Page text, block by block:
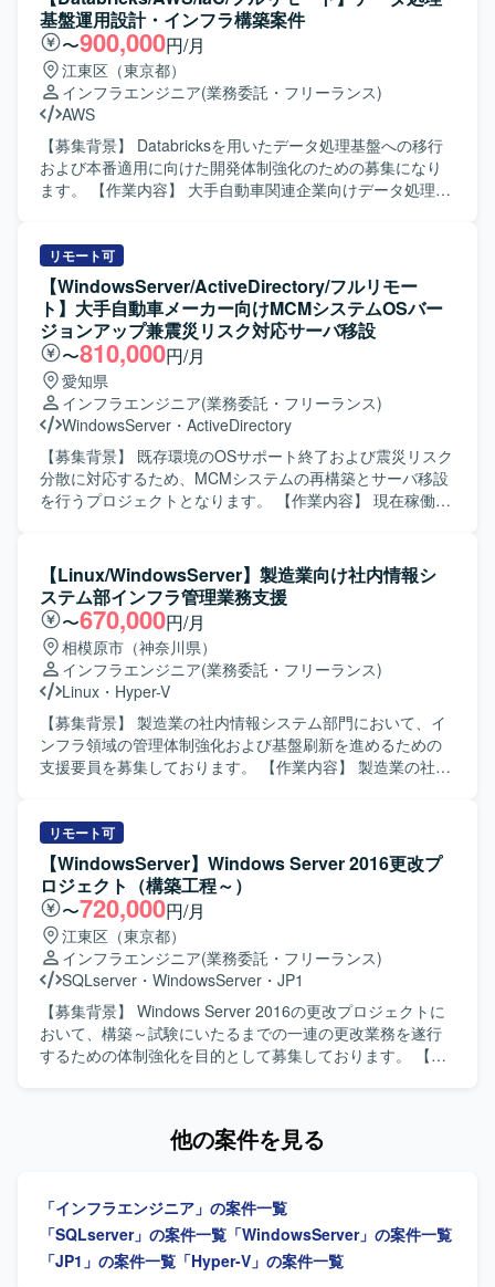
日のシフト体制の中で、手順に基づいた定常運用や各種記
録・報告作業も実施していただきます。 【求める人物像】
金融機関向けシステムの特性を理解し、慎重かつ正確に作
業できる方を求めております。マニュアルや手順書に沿っ
た作業だけでなく、現場の状況に応じて柔軟に対応し、関
係者と円滑にコミュニケーションを取りながら運用を進め
ていただける方が望ましいです。 【ポジションの魅力】 大
規模な銀行向け仮想基盤の運用に携わることで、VMwareを
中心とした仮想化技術やサーバ運用に関する実践的な経験
身につけていただけます。 【開発環境】 VMwareを利用し
た仮想基盤上で、WindowsおよびLinuxサーバが稼働してい
る環境での運用支援となります。
基盤運用設計・インフラ構築案件
〜900,000円/月
江東区（東京都）
インフラエンジニア(業務委託・フリーランス)
AWS
【募集背景】 Databricksを用いたデータ処理基盤への移行
および本番適用に向けた開発体制強化のための募集になり
ます。 【作業内容】 大手自動車関連企業向けデータ処理基
なかった要件をDatabricksで実現するため、本番適用に向け
た運用設計およびインフラ基盤構築を行っていただきま
す。 具体的には、各サービス開発者に対するDatabricks移
行に向けた支援や各種調整、Databricks環境での運用設計お
よび運用手順書の作成、AWSおよびTerraform等を用いたイ
ンフラ基盤環境の構築などを実施していただきます。 【求
める人物像】 関係部署や開発者とのコミュニケーションを
円滑に行いながら、主体的に課題整理と調整を進めていた
だける方を求めております。 【ポジションの魅力】
Databricksを中心とした最新のデータ処理基盤の設計・構築
に携わることができ、大規模分散処理基盤の知見を深める
ことができます。 また、運用設計からインフラ構築まで一
境】 Databricks, AWS, Terraform などを用いたデータ処理
基盤およびインフラ基盤構成になります。
リモート可
【WindowsServer/ActiveDirectory/フルリモー
ト】大手自動車メーカー向けMCMシステムOSバー
ジョンアップ兼震災リスク対応サーバ移設
〜810,000円/月
愛知県
インフラエンジニア(業務委託・フリーランス)
WindowsServer ・ ActiveDirectory
【募集背景】 既存環境のOSサポート終了および震災リスク
分散に対応するため、MCMシステムの再構築とサーバ移設
を行うプロジェクトとなります。 【作業内容】 現在稼働し
更新同期、管理配布、配布サイトサーバ等のインフラ再構
築およびバージョンアップを行います。 また、現行のCAS
配下構成を撤去し、国内や海外拠点を含む各サイトをスタ
ンドアロン構成へ移行・最適化するための手順検証および
実施を行います。各種スクリプト、タスクシーケンス、ド
ライバー、キッティングメディア等のコンテンツ移行と、
検証機を用いた動作確認も担当いただきます。 さらに、基
本設計、詳細設計、移行計画、構築・運用手順書、各サイ
トのプライマリサーバ破損時を想定したリストア手順書な
ど、インフラ移行に関する各種ドキュメントの作成を行い
れます。 【求める人物像】 インフラ構成を自ら把握しなが
ら、計画立案から手順化、検証、ドキュメント整備まで一
貫して遂行できる方を求めております。関係者と連携しな
がら、複数拠点にまたがる環境の調整や改善提案を主体的
に進めていただける方が望ましいです。 【ポジションの魅
力】 グローバルに展開する大規模MCM環境を対象としたプ
ロジェクトに参画でき、Windows ServerやMCMを中心とし
たエンタープライズインフラの設計・移行ノウハウを深め
ていただけます。OSバージョンアップと震災リスク分散を
同時に推進するため、インフラ更改およびBCP観点の知見
も獲得できるポジションです。 【開発環境】 MCM（旧
【Linux/WindowsServer】製造業向け社内情報シ
ステム部インフラ管理業務支援
〜670,000円/月
相模原市（神奈川県）
インフラエンジニア(業務委託・フリーランス)
Linux ・ Hyper-V
【募集背景】 製造業の社内情報システム部門において、イ
ンフラ領域の管理体制強化および基盤刷新を進めるための
支援要員を募集しております。 【作業内容】 製造業の社内
業務に携わっていただきます。 運用・保守に関する管理業
務を行っていただきます。 Windows/Linuxサーバの構築お
よび保守を行っていただきます。 無線LAN、WAN、VPNな
どを含むネットワークの構築および保守をご対応いただき
ます。 L2/L3、VLAN、冗長化、工場LANなどのネットワー
ク設計をご担当いただきます。 VMware/Hyper-Vを用いた
仮想基盤の設計構築を行っていただきます。 Active
DirectoryやAzure ADなどの認証基盤設計をご担当いただき
ます。 DNS/DHCP/ファイルサーバなどの基盤システム刷新
に携わっていただきます。 ファイアウォール、アクセス制
御、脆弱性対応などのセキュリティ対策の維持・強化を行
す。 ベンダーや業務部門とのコミュニケーションを円滑に
行い、状況に応じて柔軟に調整・判断できる方を歓迎いた
します。 社内関係者と協力しながら、安定したシステム運
用と継続的な改善に取り組んでいただける方を想定してお
リモート可
【WindowsServer】Windows Server 2016更改プ
ロジェクト（構築工程～）
〜720,000円/月
江東区（東京都）
インフラエンジニア(業務委託・フリーランス)
SQLserver ・ WindowsServer ・ JP1
【募集背景】 Windows Server 2016の更改プロジェクトに
おいて、構築～試験にいたるまでの一連の更改業務を遂行
するための体制強化を目的として募集しております。 【作
まえたサーバの設計・構築や、更改に伴う各種設定変更、
進めていただける方を求めております。関係者と連携しな
がら課題整理や調整を行い、安定したシステム稼働に向け
て責任感を持って取り組んでいただける方が望ましいで
他の案件を見る
「インフラエンジニア」の案件一覧
「SQLserver」の案件一覧 「WindowsServer」の案件一覧
「JP1」の案件一覧 「Hyper-V」の案件一覧